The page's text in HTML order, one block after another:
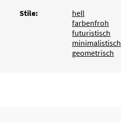
Stile:
hell
farbenfroh
futuristisch
minimalistisch
geometrisch